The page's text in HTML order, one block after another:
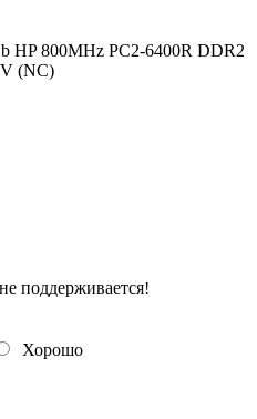
HP 800MHz PC2-6400R DDR2
(NC)
поддерживается!
Хорошо